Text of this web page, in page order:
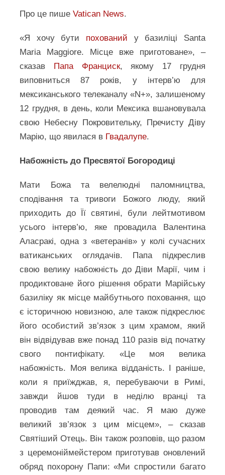
Про це пишеVatican News.
«Я хочу бути похований у базиліці Santa
Maria Maggiore. Місце вже приготоване», –
сказав Папа Франциск, якому 17 грудня
виповниться 87 років, у інтерв’ю для
мексиканського телеканалу «N+», залишеному
12 грудня, в день, коли Мексика вшановувала
свою Небесну Покровительку, Пречисту Діву
Марію, що явилася в Гвадалупе.
Набожність до Пресвятої Богородиці
Мати Божа та велелюдні паломництва,
сподівання та тривоги Божого люду, який
приходить до Її святині, були лейтмотивом
усього інтерв’ю, яке провадила Валентина
Аласракі, одна з «ветеранів» у колі сучасних
ватиканських оглядачів. Папа підкреслив
свою велику набожність до Діви Марії, чим і
продиктоване його рішення обрати Марійську
базиліку як місце майбутнього поховання, що
є історичною новизною, але також підкреслює
його особистий зв’язок з цим храмом, який
він відвідував вже понад 110 разів від початку
свого понтифікату. «Це моя велика
набожність. Моя велика відданість. І раніше,
коли я приїжджав, я, перебуваючи в Римі,
завжди йшов туди в неділю вранці та
проводив там деякий час. Я маю дуже
великий зв’язок з цим місцем», – сказав
Святіший Отець. Він також розповів, що разом
з церемоніймейстером приготував оновлений
обряд похорону Папи: «Ми спростили багато